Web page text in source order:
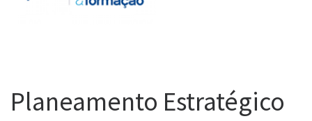
Planeamento Estratégico